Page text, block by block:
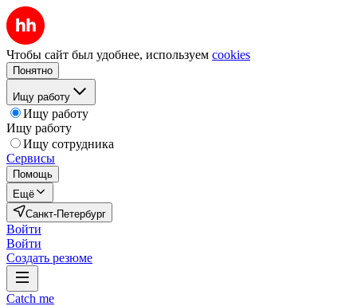
Чтобы сайт был удобнее, используем cookies
Понятно
Ищу работу
Ищу работу
Ищу работу
Ищу сотрудника
Сервисы
Помощь
Ещё
Санкт-Петербург
Войти
Войти
Создать резюме
Catch me